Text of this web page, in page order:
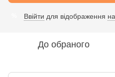
Ввійти для відображення
До обраного